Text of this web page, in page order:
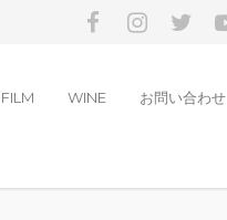
FILM WINE お問い合わせ